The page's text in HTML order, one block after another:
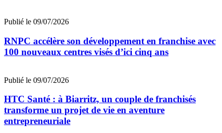
Publié le 09/07/2026
RNPC accélère son développement en franchise avec
100 nouveaux centres visés d’ici cinq ans
Publié le 09/07/2026
HTC Santé : à Biarritz, un couple de franchisés
transforme un projet de vie en aventure
entrepreneuriale